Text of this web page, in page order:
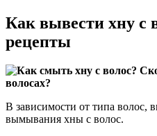
Как вывести хну с
рецепты
В зависимости от типа волос,
вымывания хны с волос.